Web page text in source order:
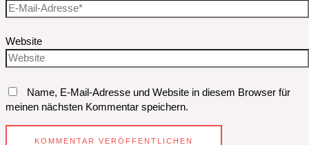
Website
Name, E-Mail-Adresse und Website in diesem Browser für
meinen nächsten Kommentar speichern.